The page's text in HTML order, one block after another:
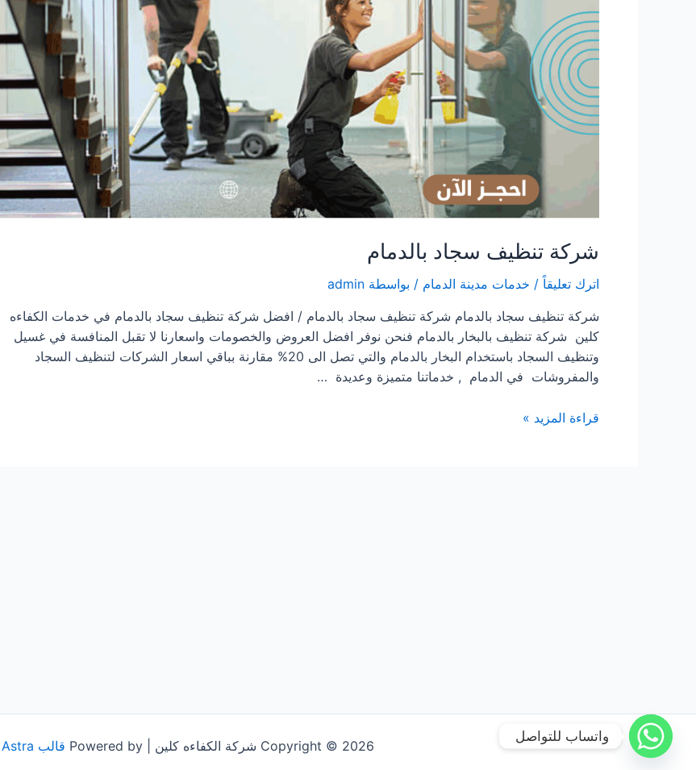
شركة تنظيف سجاد بالدمام
اترك تعليقاً / خدمات مدينة الدمام / بواسطة admin
شركة تنظيف سجاد بالدمام شركة تنظيف سجاد بالدمام / افضل شركة تنظيف سجاد بالدمام في خدمات الكفاءه
كلين شركة تنظيف بالبخار بالدمام فنحن نوفر افضل العروض والخصومات واسعارنا لا تقبل المنافسة في غسيل
وتنظيف السجاد باستخدام البخار بالدمام والتي تصل الى 20% مقارنة بباقي اسعار الشركات لتنظيف السجاد
والمفروشات في الدمام , خدماتنا متميزة وعديدة …
شركة
قراءة المزيد »
Copyright © 2026 شركة الكفاءه كلين | Powered by قالب Astra للووردبريس
واتساب للتواصل